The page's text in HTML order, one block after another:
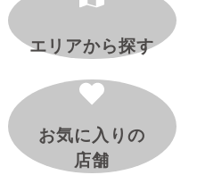
エリアから探す
お気に入りの
店舗